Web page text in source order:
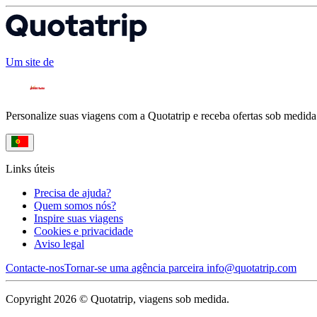
Um site de
Personalize suas viagens com a Quotatrip e receba ofertas sob
Links úteis
Precisa de ajuda?
Quem somos nós?
Inspire suas viagens
Cookies e privacidade
Aviso legal
Contacte-nosTornar-se uma agência parceira info@quotatrip.com
Copyright 2026 © Quotatrip, viagens sob medida.